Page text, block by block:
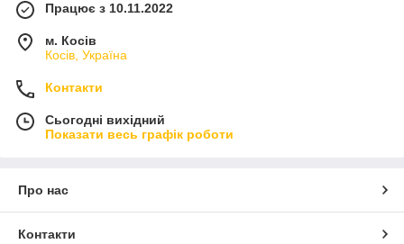
Працює з 10.11.2022
м. Косів
Косів, Україна
Контакти
Сьогодні вихідний
Показати весь графік роботи
Про нас
Контакти